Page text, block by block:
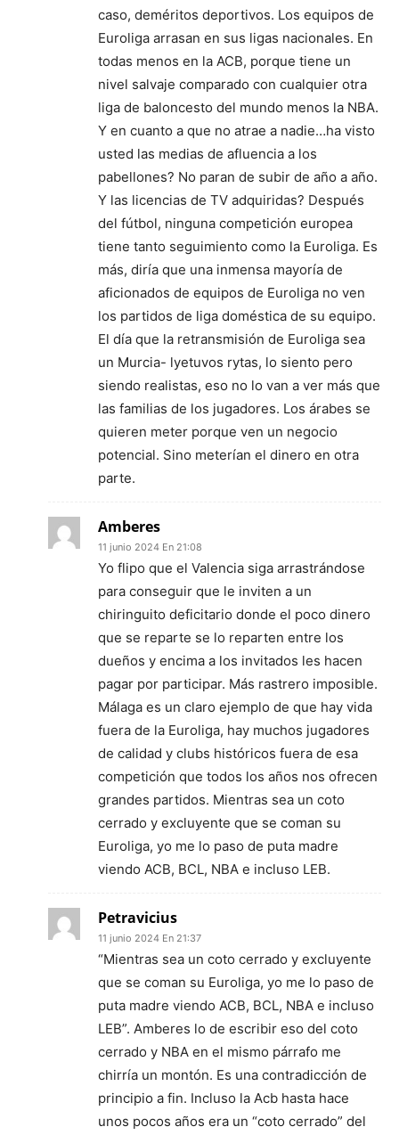
caso, deméritos deportivos. Los equipos de
Euroliga arrasan en sus ligas nacionales. En
todas menos en la ACB, porque tiene un
nivel salvaje comparado con cualquier otra
liga de baloncesto del mundo menos la NBA.
Y en cuanto a que no atrae a nadie…ha visto
usted las medias de afluencia a los
pabellones? No paran de subir de año a año.
Y las licencias de TV adquiridas? Después
del fútbol, ninguna competición europea
tiene tanto seguimiento como la Euroliga. Es
más, diría que una inmensa mayoría de
aficionados de equipos de Euroliga no ven
los partidos de liga doméstica de su equipo.
El día que la retransmisión de Euroliga sea
un Murcia- lyetuvos rytas, lo siento pero
siendo realistas, eso no lo van a ver más que
las familias de los jugadores. Los árabes se
quieren meter porque ven un negocio
potencial. Sino meterían el dinero en otra
parte.
Amberes
11 junio 2024 En 21:08
Yo flipo que el Valencia siga arrastrándose
para conseguir que le inviten a un
chiringuito deficitario donde el poco dinero
que se reparte se lo reparten entre los
dueños y encima a los invitados les hacen
pagar por participar. Más rastrero imposible.
Málaga es un claro ejemplo de que hay vida
fuera de la Euroliga, hay muchos jugadores
de calidad y clubs históricos fuera de esa
competición que todos los años nos ofrecen
grandes partidos. Mientras sea un coto
cerrado y excluyente que se coman su
Euroliga, yo me lo paso de puta madre
viendo ACB, BCL, NBA e incluso LEB.
Petravicius
11 junio 2024 En 21:37
“Mientras sea un coto cerrado y excluyente
que se coman su Euroliga, yo me lo paso de
puta madre viendo ACB, BCL, NBA e incluso
LEB”. Amberes lo de escribir eso del coto
cerrado y NBA en el mismo párrafo me
chirría un montón. Es una contradicción de
principio a fin. Incluso la Acb hasta hace
unos pocos años era un “coto cerrado” del